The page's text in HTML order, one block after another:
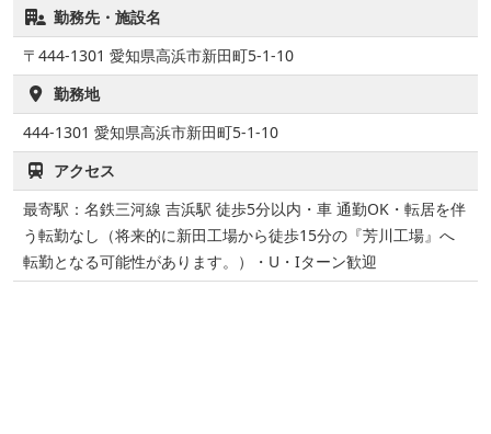
勤務先・施設名
〒444-1301 愛知県高浜市新田町5-1-10
勤務地
444-1301 愛知県高浜市新田町5-1-10
アクセス
最寄駅：名鉄三河線 吉浜駅 徒歩5分以内・車 通勤OK・転居を伴
う転勤なし（将来的に新田工場から徒歩15分の『芳川工場』へ
転勤となる可能性があります。）・U・Iターン歓迎